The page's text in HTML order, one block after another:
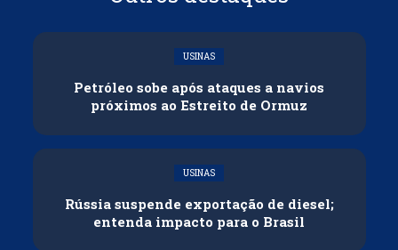
USINAS
Petróleo sobe após ataques a navios
próximos ao Estreito de Ormuz
USINAS
Rússia suspende exportação de diesel;
entenda impacto para o Brasil